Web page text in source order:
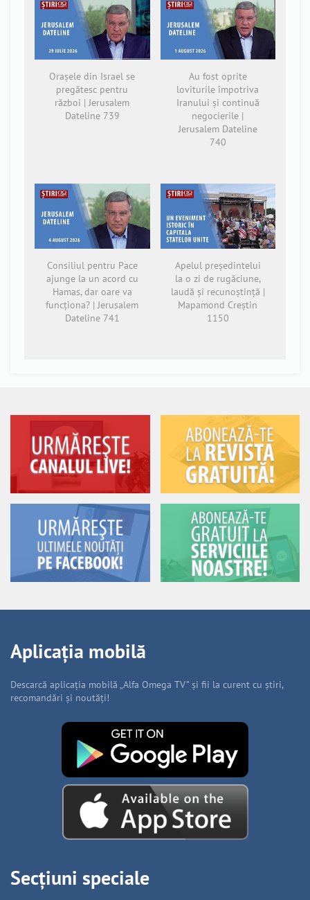
Orașele din Israel se
pregătesc pentru
război | Jerusalem
Dateline 739
Au fost oprite
loviturile împotriva
Iranului și continuă
negocierile |
Jerusalem Dateline
740
Consiliul pentru Pace
ajunge la un acord cu
Hamas, dar oare va
funcționa? | Jerusalem
Dateline 741
Apelul președintelui
la o zi de rugăciune,
laudă și recunoștință |
Mapamond Creștin
1150
Aplicația mobilă
Descarcă aplicația mobilă „Alfa Omega TV” și fii la curent cu știri,
recomandări și noutăți!
Secțiuni speciale